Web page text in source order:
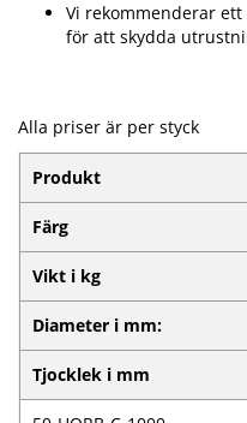
Vi rekommenderar
för att skydda
Alla priser är per styck
Produkt
Färg
Vikt i kg
Diameter i mm:
Tjocklek i mm